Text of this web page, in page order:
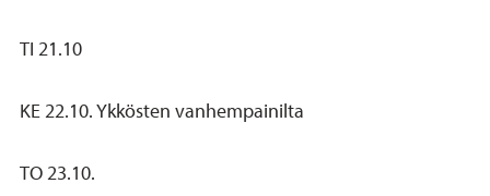
TI 21.10
KE 22.10. Ykkösten vanhempainilta
TO 23.10.